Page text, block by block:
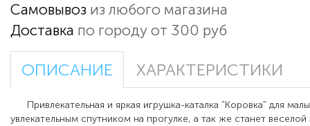
Самовывоз из любого магазина
Доставка по городу от 300 руб
ОПИСАНИЕ ХАРАКТЕРИСТИКИ
Привлекательная и яркая игрушка-каталка "Коровка" для
увлекательным спутником на прогулке, а так же станет веселой